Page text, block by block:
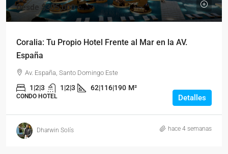
Desde $305,000
Coralia: Tu Propio Hotel Frente al Mar en la AV.
España
Av. España, Santo Domingo Este
1|2|3 1|2|3 62|116|190 M²
CONDO HOTEL Detalles
Dharwin Solís hace 4 semanas